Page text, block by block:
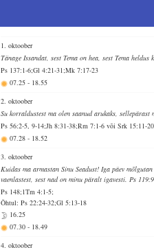
1. oktoober
Tänage Issandat, sest Tema on hea, sest Tema heldus
Ps 137:1-6;Gl 4:21-31;Mk 7:17-23
07.25- 18.55
2. oktoober
Su korraldustest ma olen saanud arukaks,
Ps 56:2-5, 9-14;Jh 8:31-38;Rm 7:1-6 või Srk 15:11-20
07.28- 18.52
3. oktoober
Kuidas ma armastan Sinu Seadust! Iga päev
vaenlastest, sest nad on minu päralt igavesti. Ps
Ps 148;1Tm 4:1-5;
Õhtul: Ps 22:24-32;Gl 5:13-18
16.25
07.30- 18.49
4. oktoober